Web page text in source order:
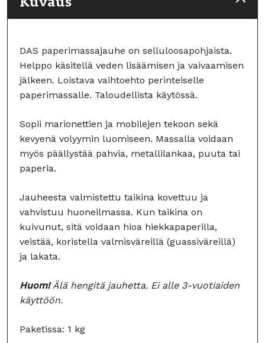
DAS paperimassajauhe on selluloosapohjaista.
Helppo käsitellä veden lisäämisen ja vaivaamisen
jälkeen. Loistava vaihtoehto perinteiselle
paperimassalle. Taloudellista käytössä.
Sopii marionettien ja mobilejen tekoon sekä
kevyenä volyymin luomiseen. Massalla voidaan
myös päällystää pahvia, metallilankaa, puuta tai
paperia.
Jauheesta valmistettu taikina kovettuu ja
vahvistuu huoneilmassa. Kun taikina on
kuivunut, sitä voidaan hioa hiekkapaperilla,
veistää, koristella valmisväreillä (guassiväreillä)
ja lakata.
Huom!Älä hengitä jauhetta. Ei alle 3-vuotiaiden
käyttöön.
Paketissa: 1 kg